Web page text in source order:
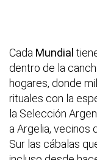
Cada Mundial
dentro de la
hogares, donde
rituales con la
la Selección
a Argelia, vecinos
Sur las cábalas